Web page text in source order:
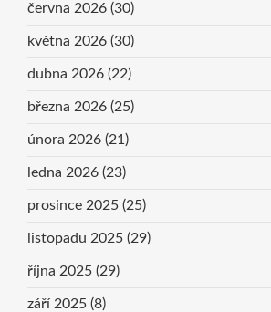
června 2026 (30)
května 2026 (30)
dubna 2026 (22)
března 2026 (25)
února 2026 (21)
ledna 2026 (23)
prosince 2025 (25)
listopadu 2025 (29)
října 2025 (29)
září 2025 (8)